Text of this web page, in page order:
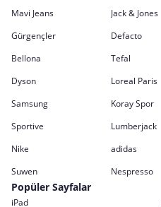
Mavi Jeans Jack & Jones
Gürgençler
Defacto
Bellona
Tefal
Dyson
Loreal Paris
Samsung
Koray Spor
Sportive
Lumberjack
Nike
adidas
Suwen
Nespresso
Popüler Sayfalar
iPad